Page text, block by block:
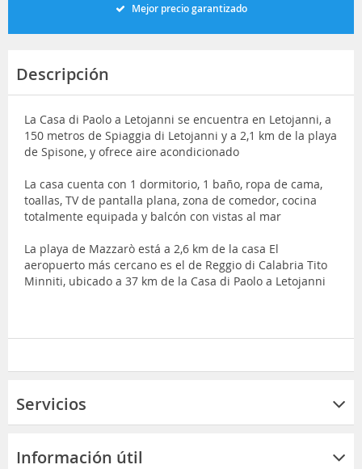
Mejor precio garantizado
Descripción
La Casa di Paolo a Letojanni se encuentra en Letojanni, a
150 metros de Spiaggia di Letojanni y a 2,1 km de la playa
de Spisone, y ofrece aire acondicionado
La casa cuenta con 1 dormitorio, 1 baño, ropa de cama,
toallas, TV de pantalla plana, zona de comedor, cocina
totalmente equipada y balcón con vistas al mar
La playa de Mazzarò está a 2,6 km de la casa El
aeropuerto más cercano es el de Reggio di Calabria Tito
Minniti, ubicado a 37 km de la Casa di Paolo a Letojanni
Servicios
Información útil